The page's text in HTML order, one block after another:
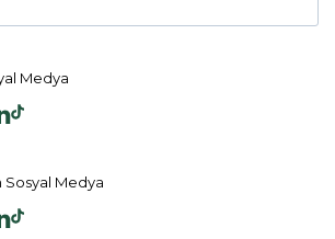
Medya
Sosyal Medya